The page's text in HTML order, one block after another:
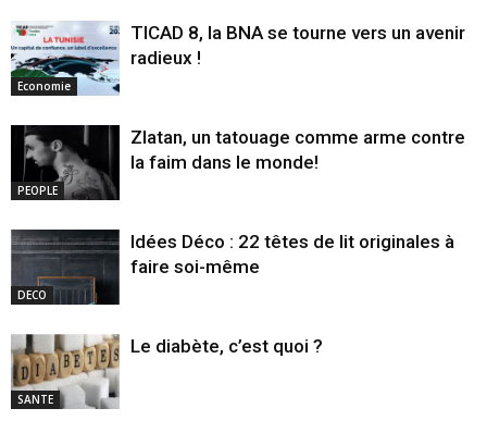
Economie
TICAD 8, la BNA se tourne vers un avenir
radieux !
PEOPLE
Zlatan, un tatouage comme arme contre
la faim dans le monde!
DECO
Idées Déco : 22 têtes de lit originales à
faire soi-même
SANTE
Le diabète, c’est quoi ?